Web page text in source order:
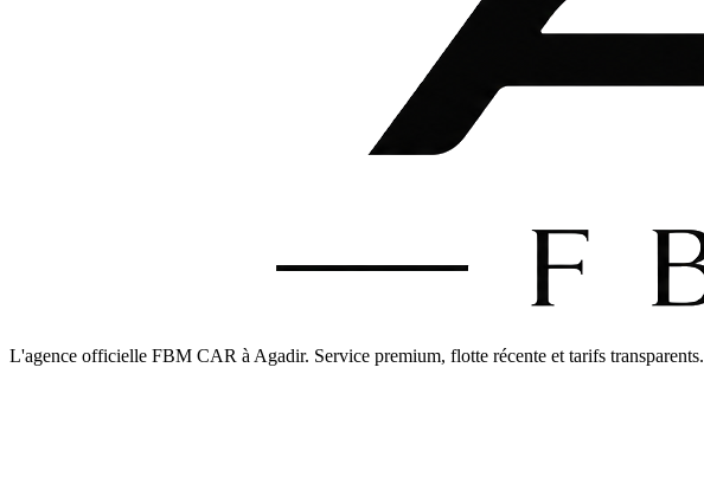
L'agence officielle FBM CAR à Agadir. Service premium, flotte récente et tarifs transparents.